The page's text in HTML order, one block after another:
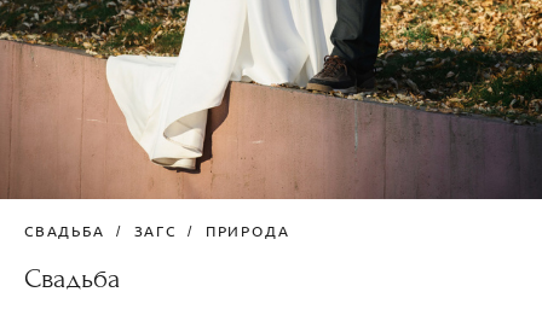
СВАДЬБА ЗАГС ПРИРОДА
Свадьба